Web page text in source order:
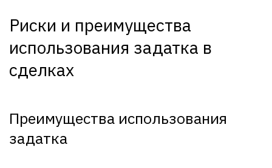
Риски и преимущества
использования задатка в
сделках
Преимущества использования
задатка